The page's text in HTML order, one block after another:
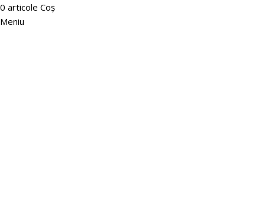
0 articole Coș
Meniu